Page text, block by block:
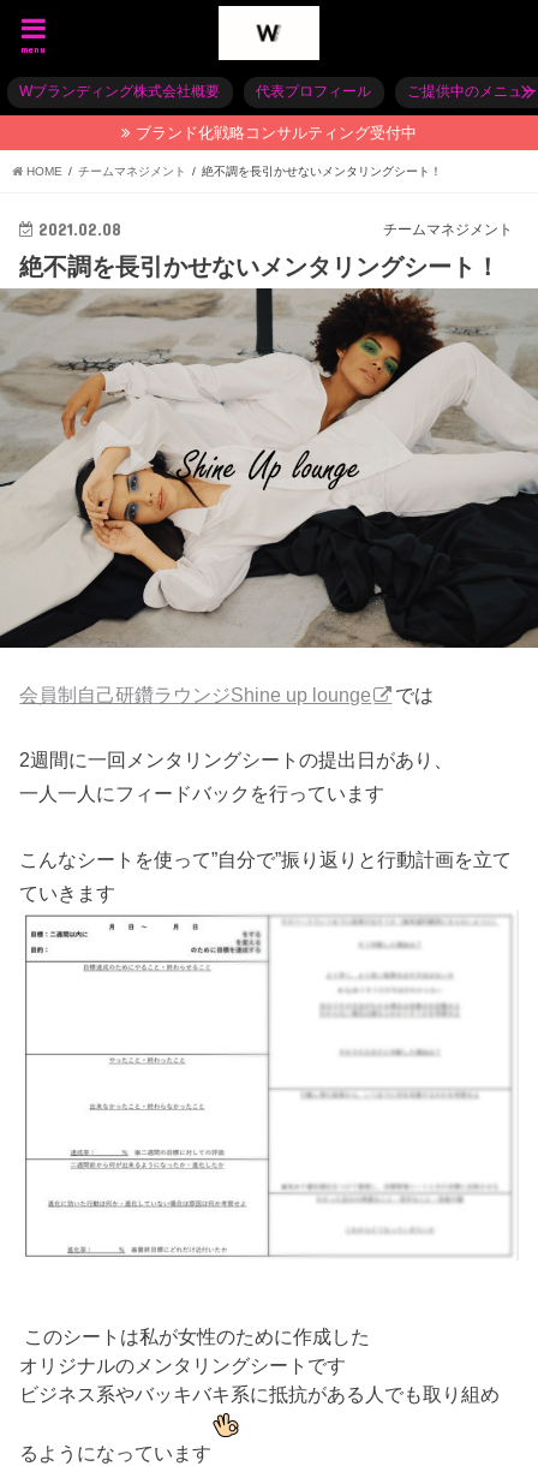
menu
Wブランディング株式会社概要 代表プロフィール ご提供中のメニュー
ブランド化戦略コンサルティング受付中
HOME チームマネジメント 絶不調を長引かせないメンタリングシート！
チームマネジメント
2021.02.08
絶不調を長引かせないメンタリングシート！
会員制自己研鑽ラウンジShine up lounge では
2週間に一回メンタリングシートの提出日があり、
一人一人にフィードバックを行っています
こんなシートを使って”自分で”振り返りと行動計画を立て
ていきます
このシートは私が女性のために作成した
オリジナルのメンタリングシートです
ビジネス系やバッキバキ系に抵抗がある人でも取り組め
るようになっています